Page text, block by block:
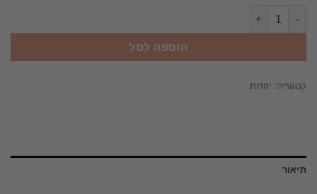
הוספה לסל
קטגוריה: יהדות
תיאור